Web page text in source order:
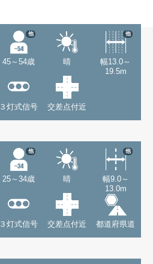
45～54歳
他
晴
幅13.0～
19.5m
他
３灯式信号 交差点付近
25～34歳
他
晴
幅9.0～
13.0m
他
３灯式信号 交差点付近 都道府県道